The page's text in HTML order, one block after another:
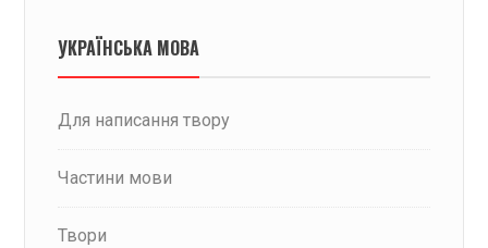
УКРАЇНСЬКА МОВА
Для написання твору
Частини мови
Твори